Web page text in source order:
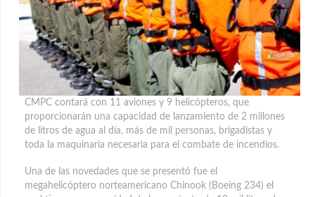
CMPC contará con 11 aviones y 9 helicópteros, que
proporcionarán una capacidad de lanzamiento de 2 millones
de litros de agua al día, más de mil personas, brigadistas y
toda la maquinaria necesaria para el combate de incendios.
Una de las novedades que se presentó fue el
megahelicóptero norteamericano Chinook (Boeing 234) el